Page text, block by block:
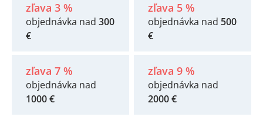
zľava 3 %
objednávka nad 300
€
zľava 5 %
objednávka nad 500
€
zľava 7 %
objednávka nad
1000 €
zľava 9 %
objednávka nad
2000 €